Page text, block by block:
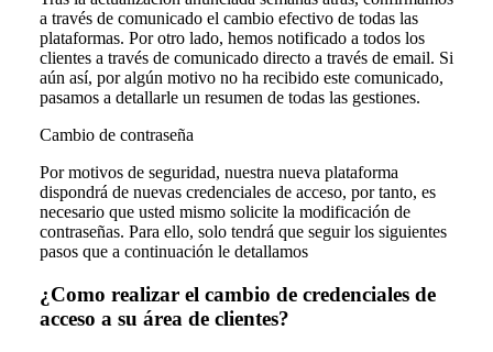
a través de comunicado el cambio efectivo de todas las
plataformas. Por otro lado, hemos notificado a todos los
clientes a través de comunicado directo a través de email. Si
aún así, por algún motivo no ha recibido este comunicado,
pasamos a detallarle un resumen de todas las gestiones.
Cambio de contraseña
Por motivos de seguridad, nuestra nueva plataforma
dispondrá de nuevas credenciales de acceso, por tanto, es
necesario que usted mismo solicite la modificación de
contraseñas. Para ello, solo tendrá que seguir los siguientes
pasos que a continuación le detallamos
¿Como realizar el cambio de credenciales de
acceso a su área de clientes?